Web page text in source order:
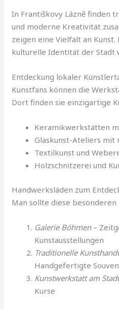
In Františkovy Lázně finden
und moderne Kreativität
zeigen eine Vielfalt an
kulturelle Identität der Stadt
Entdeckung lokaler
Kunstfans können die
Dort finden sie einzigartige
Keramikwerkstätten
Glaskunst-Ateliers mit
Textilkunst und
Holzschnitzerei und
Handwerksläden zum
Man sollte diese besonderen
Galerie Böhmen–
Kunstausstellungen
Traditionelle
Handgefertigte
Kunstwerkstatt am
Kurse